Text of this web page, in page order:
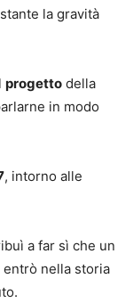
la gravità
progetto della
in modo
, intorno alle
a far sì che un
nella storia